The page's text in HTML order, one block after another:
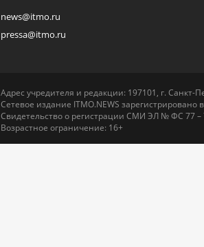
news@itmo.ru
pressa@itmo.ru
Адрес учредителя и редакции: 197101, г. Санкт-
Сетевое издание ITMO.NEWS зарегистрировано
Свидетельство о регистрации СМИ ЭЛ № ФС 77 –
Возрастное ограничение: 16+